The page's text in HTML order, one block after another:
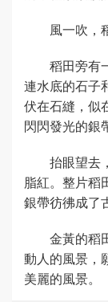
風一吹，
稻田旁有
連水底的石子
伏在石縫，似
閃閃發光的銀
抬眼望去
脂紅。整片稻
銀帶彷彿成了
金黃的稻
動人的風景，
美麗的風景。